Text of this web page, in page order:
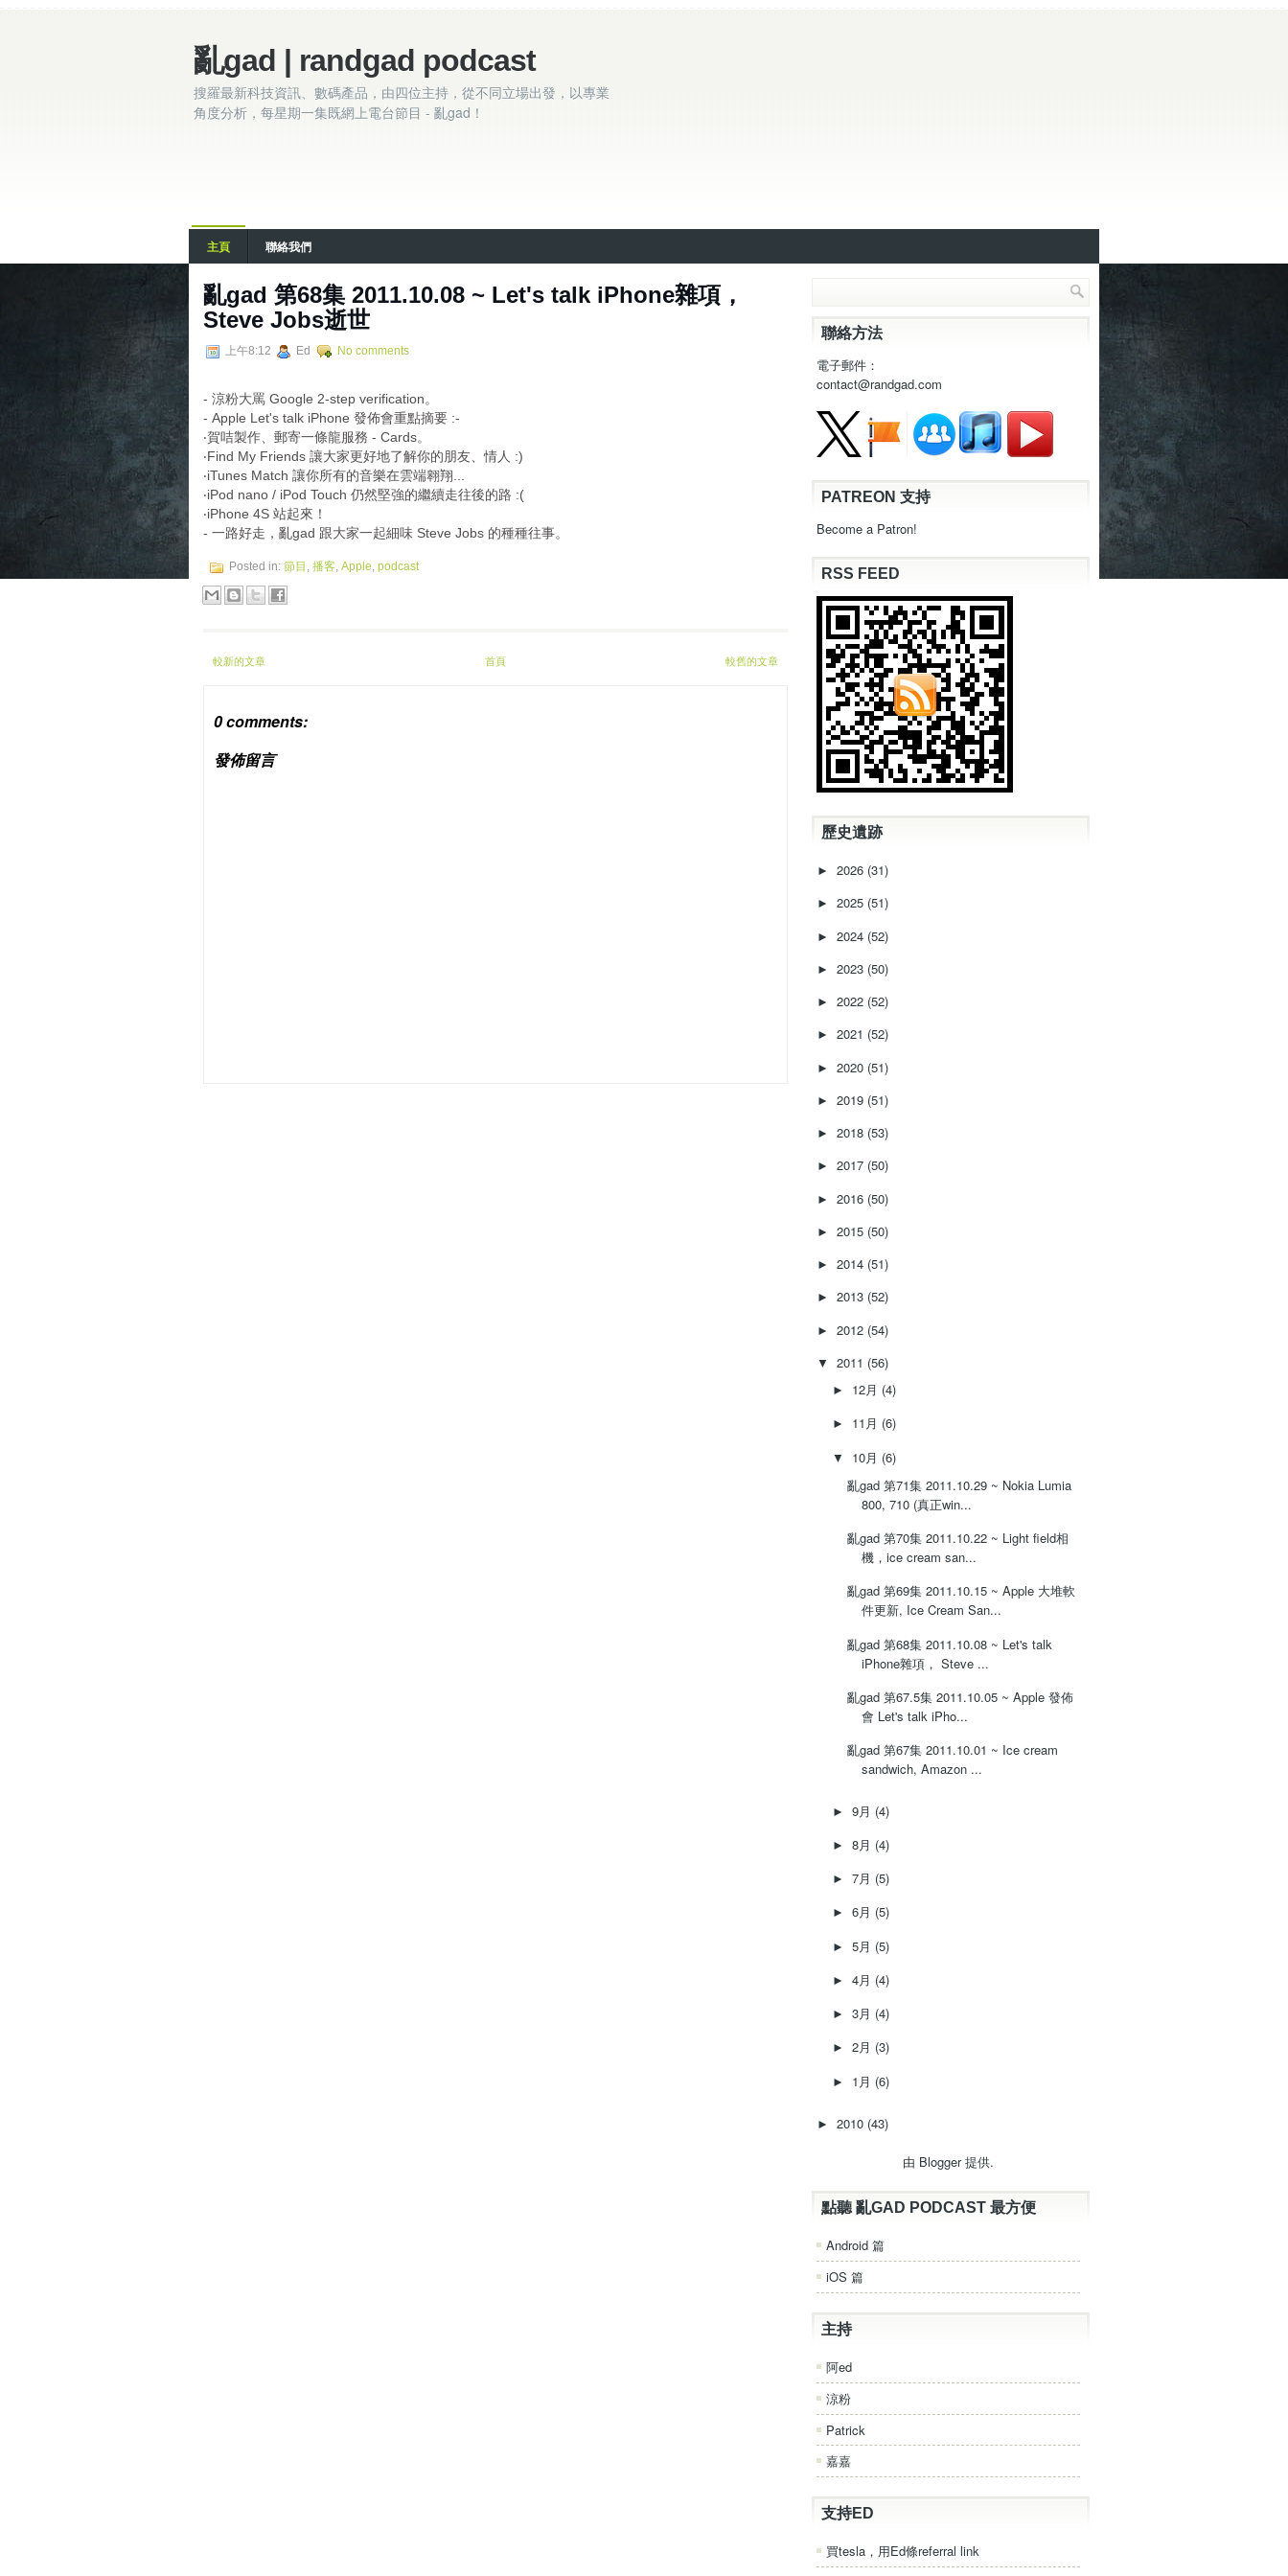
亂gad | randgad podcast
搜羅最新科技資訊、數碼產品，由四位主持，從不同立場出發，以專業
角度分析，每星期一集既網上電台節目 - 亂gad！
主頁 聯絡我們
亂gad 第68集 2011.10.08 ~ Let's talk iPhone雜項，
Steve Jobs逝世
上午8:12 Ed No comments
- 涼粉大罵 Google 2-step verification。
- Apple Let's talk iPhone 發佈會重點摘要 :-
‧賀咭製作、郵寄一條龍服務 - Cards。
‧Find My Friends 讓大家更好地了解你的朋友、情人 :)
‧iTunes Match 讓你所有的音樂在雲端翱翔...
‧iPod nano / iPod Touch 仍然堅強的繼續走往後的路 :(
‧iPhone 4S 站起來！
- 一路好走，亂gad 跟大家一起細味 Steve Jobs 的種種往事。
Posted in: 節目 , 播客, Apple, podcast
較新的文章 較舊的文章
首頁
0 comments:
發佈留言
聯絡方法
電子郵件：
contact@randgad.com
PATREON 支持
Become a Patron!
RSS FEED
歷史遺跡
► 2026 (31)
► 2025 (51)
► 2024 (52)
► 2023 (50)
► 2022 (52)
► 2021 (52)
► 2020 (51)
► 2019 (51)
► 2018 (53)
► 2017 (50)
► 2016 (50)
► 2015 (50)
► 2014 (51)
► 2013 (52)
► 2012 (54)
▼ 2011 (56)
► 12月 (4)
► 11月 (6)
▼ 10月 (6)
亂gad 第71集 2011.10.29 ~ Nokia Lumia
800, 710 (真正win...
亂gad 第70集 2011.10.22 ~ Light field相
機，ice cream san...
亂gad 第69集 2011.10.15 ~ Apple 大堆軟
件更新, Ice Cream San...
亂gad 第68集 2011.10.08 ~ Let's talk
iPhone雜項， Steve ...
亂gad 第67.5集 2011.10.05 ~ Apple 發佈
會 Let's talk iPho...
亂gad 第67集 2011.10.01 ~ Ice cream
sandwich, Amazon ...
► 9月 (4)
► 8月 (4)
► 7月 (5)
► 6月 (5)
► 5月 (5)
► 4月 (4)
► 3月 (4)
► 2月 (3)
► 1月 (6)
► 2010 (43)
由 Blogger提供.
點聽 亂GAD PODCAST 最方便
Android 篇
iOS 篇
主持
阿ed
涼粉
Patrick
嘉嘉
支持ED
買tesla，用Ed條referral link